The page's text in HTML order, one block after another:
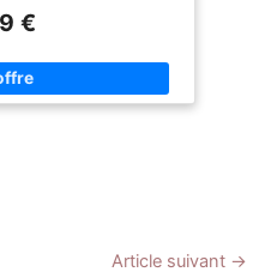
est sûre et fiable, et le
Peut être difficile.
pratique. Il ne faut que
à la hauteur qui vous
la hauteur est : 72-92 cm).
repasser adopte une
Le cordon d'alimentation a
€
Article suivant →